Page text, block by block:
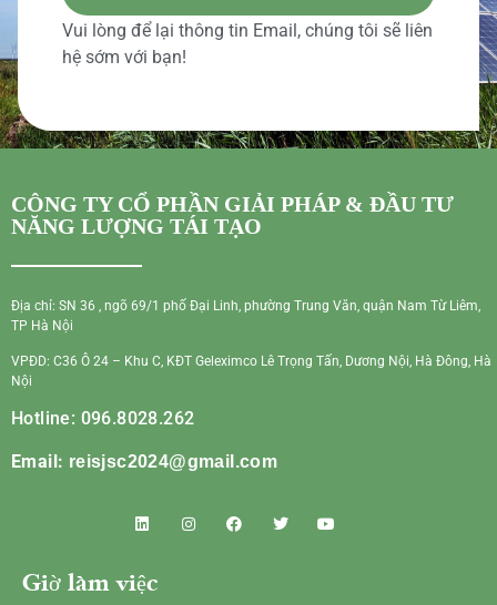
Vui lòng để lại thông tin Email, chúng tôi sẽ liên
hệ sớm với bạn!
CÔNG TY CỔ PHẦN GIẢI PHÁP & ĐẦU TƯ
NĂNG LƯỢNG TÁI TẠO
Địa chỉ: SN 36 , ngõ 69/1 phố Đại Linh, phường Trung Văn, quận Nam Từ Liêm,
TP Hà Nội
VPĐD: C36 Ô 24 – Khu C, KĐT Geleximco Lê Trọng Tấn, Dương Nội, Hà Đông, Hà
Nội
Hotline: 096.8028.262
Email: reisjsc2024@gmail.com
Giờ làm việc